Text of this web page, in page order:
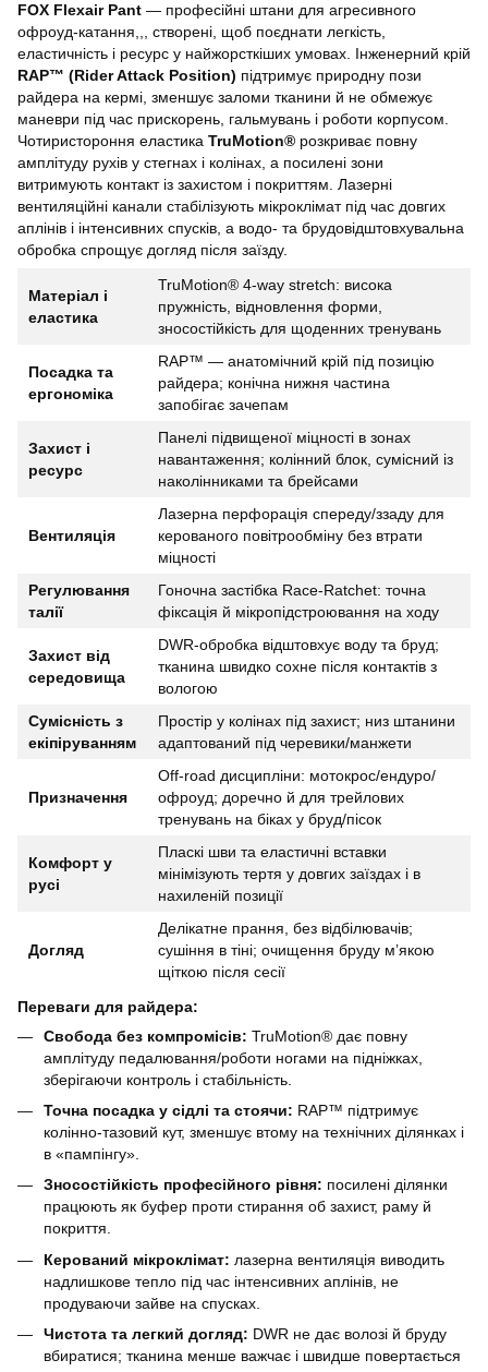
FOX Flexair Pant — професійні штани для агресивного
офроуд-катання,,, створені, щоб поєднати легкість,
еластичність і ресурс у найжорсткіших умовах. Інженерний крій
RAP™ (Rider Attack Position) підтримує природну пози
райдера на кермі, зменшує заломи тканини й не обмежує
маневри під час прискорень, гальмувань і роботи корпусом.
Чотиристороння еластика TruMotion® розкриває повну
амплітуду рухів у стегнах і колінах, а посилені зони
витримують контакт із захистом і покриттям. Лазерні
вентиляційні канали стабілізують мікроклімат під час довгих
аплінів і інтенсивних спусків, а водо- та брудовідштовхувальна
обробка спрощує догляд після заїзду.
Матеріал і
еластика
TruMotion® 4-way stretch: висока
пружність, відновлення форми,
зносостійкість для щоденних тренувань
Посадка та
ергономіка
RAP™ — анатомічний крій під позицію
райдера; конічна нижня частина
запобігає зачепам
Захист і
ресурс
Панелі підвищеної міцності в зонах
навантаження; колінний блок, сумісний із
наколінниками та брейсами
Вентиляція
Лазерна перфорація спереду/ззаду для
керованого повітрообміну без втрати
міцності
Регулювання
талії
Гоночна застібка Race-Ratchet: точна
фіксація й мікропідстроювання на ходу
Захист від
середовища
DWR-обробка відштовхує воду та бруд;
тканина швидко сохне після контактів з
вологою
Сумісність з
екіпіруванням
Простір у колінах під захист; низ штанини
адаптований під черевики/манжети
Призначення
Off-road дисципліни: мотокрос/ендуро/
офроуд; доречно й для трейлових
тренувань на біках у бруд/пісок
Комфорт у
русі
Пласкі шви та еластичні вставки
мінімізують тертя у довгих заїздах і в
нахиленій позиції
Догляд
Делікатне прання, без відбілювачів;
сушіння в тіні; очищення бруду м’якою
щіткою після сесії
Переваги для райдера:
Свобода без компромісів: TruMotion® дає повну
амплітуду педалювання/роботи ногами на підніжках,
зберігаючи контроль і стабільність.
Точна посадка у сідлі та стоячи: RAP™ підтримує
колінно-тазовий кут, зменшує втому на технічних ділянках і
в «пампінгу».
Зносостійкість професійного рівня: посилені ділянки
працюють як буфер проти стирання об захист, раму й
покриття.
Керований мікроклімат: лазерна вентиляція виводить
надлишкове тепло під час інтенсивних аплінів, не
продуваючи зайве на спусках.
Чистота та легкий догляд: DWR не дає волозі й бруду
вбиратися; тканина менше важчає і швидше повертається